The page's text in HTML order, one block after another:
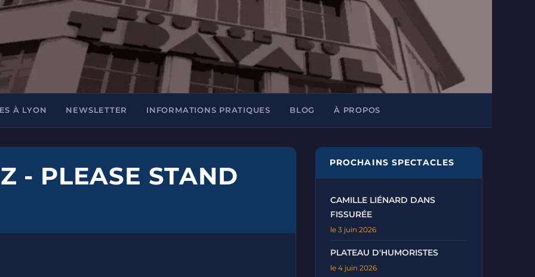
À LYON NEWSLETTER INFORMATIONS PRATIQUES BLOG À PROPOS
- PLEASE STAND PROCHAINS SPECTACLES
CAMILLE LIÉNARD DANS
FISSURÉE
le 3 juin 2026
PLATEAU D'HUMORISTES
le 4 juin 2026